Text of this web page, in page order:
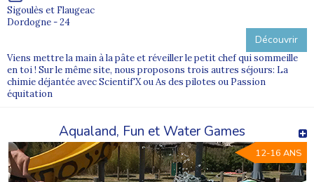
Sigoulès et Flaugeac
Dordogne - 24
Découvrir
Viens mettre la main à la pâte et réveiller le petit chef qui sommeille
en toi ! Sur le même site, nous proposons trois autres séjours: La
chimie déjantée avec Scientif'X ou As des pilotes ou Passion
équitation
Aqualand, Fun et Water Games
12-16 ANS